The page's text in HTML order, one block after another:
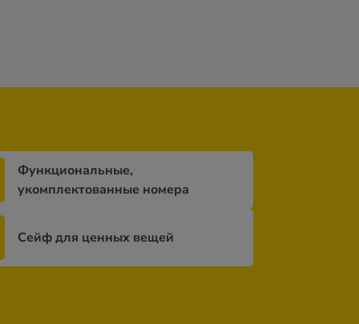
Функциональные,
укомплектованные номера
Сейф для ценных вещей